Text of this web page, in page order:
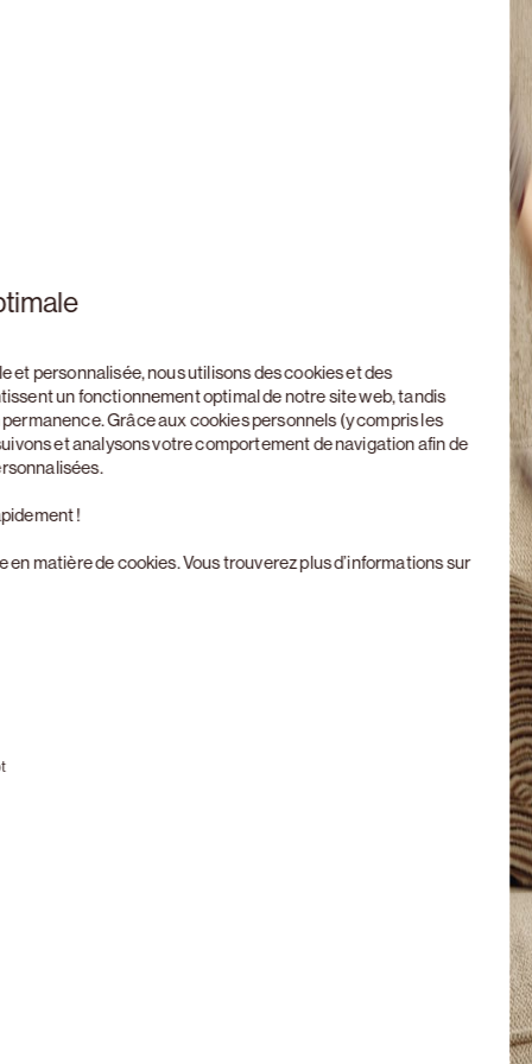
et personnalisée, nous utilisons des cookies et des
un fonctionnement optimal de notre site web, tandis
Grâce aux cookies personnels (y compris les
et analysons votre comportement de navigation afin de
!
en matière de cookies. Vous trouverez plus d’informations sur